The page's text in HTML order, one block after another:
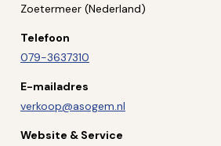
Zoetermeer (Nederland)
Telefoon
079-3637310
E-mailadres
verkoop@asogem.nl
Website & Service